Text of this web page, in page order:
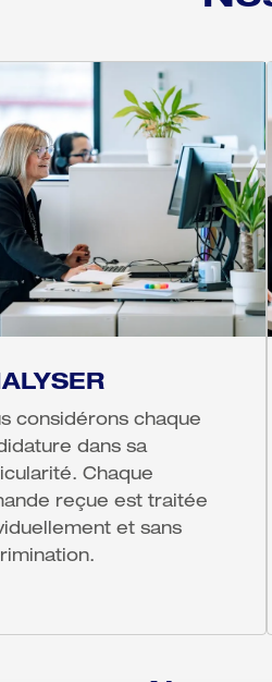
considérons chaque
dans sa
Chaque
reçue est traitée
et sans